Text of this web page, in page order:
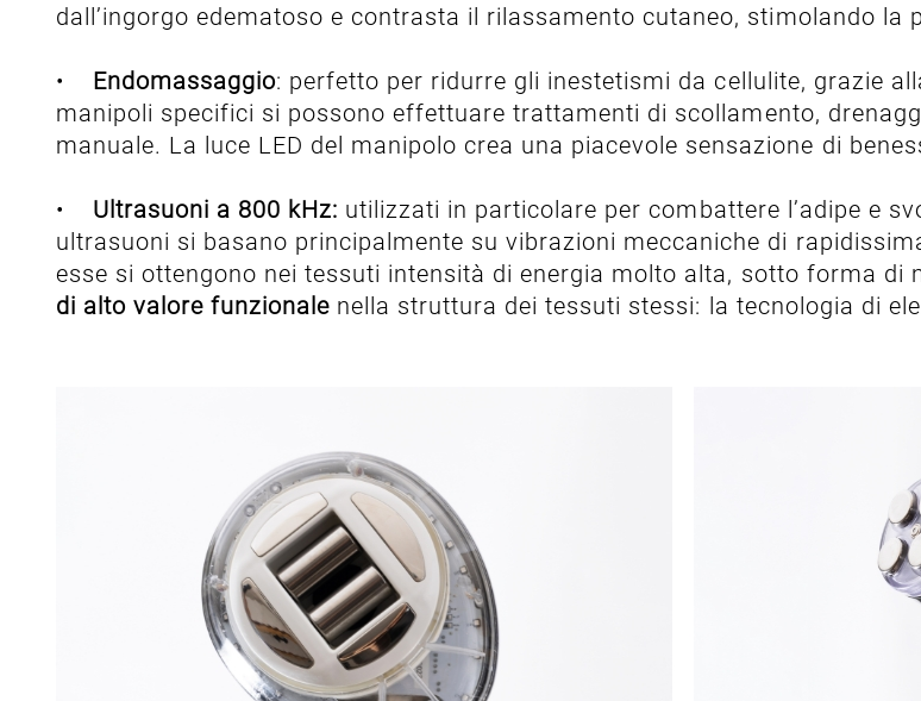
dall’ingorgo edematoso e contrasta il rilassamento cutaneo, stimolando la
• Endomassaggio: perfetto per ridurre gli inestetismi da cellulite, grazie
manipoli specifici si possono effettuare trattamenti di scollamento,
manuale. La luce LED del manipolo crea una piacevole sensazione di
• Ultrasuoni a 800 kHz: utilizzati in particolare per combattere l’adipe e
ultrasuoni si basano principalmente su vibrazioni meccaniche di
esse si ottengono nei tessuti intensità di energia molto alta, sotto forma di
di alto valore funzionale nella struttura dei tessuti stessi: la tecnologia di